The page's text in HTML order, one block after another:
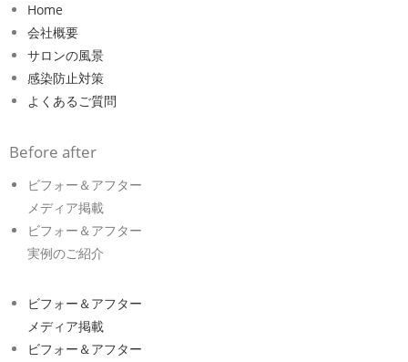
Home
会社概要
サロンの風景
感染防止対策
よくあるご質問
Before after
ビフォー＆アフター
メディア掲載
ビフォー＆アフター
実例のご紹介
ビフォー＆アフター
メディア掲載
ビフォー＆アフター